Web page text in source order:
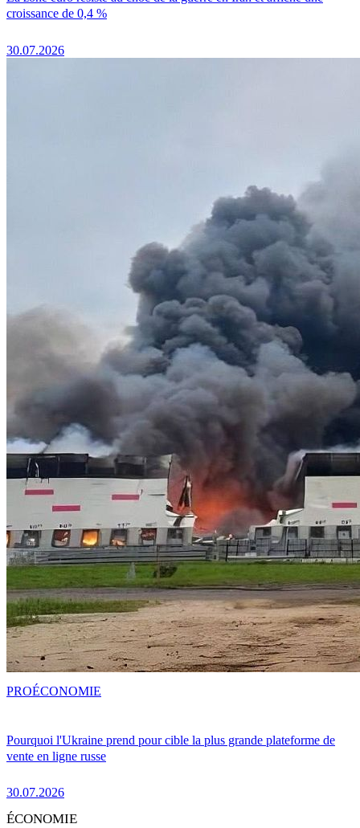
croissance de 0,4 %
30.07.2026
Pourquoi l'Ukraine prend pour cible la plus grande plateforme de
vente en ligne russe
30.07.2026
PROÉCONOMIE
ÉCONOMIE